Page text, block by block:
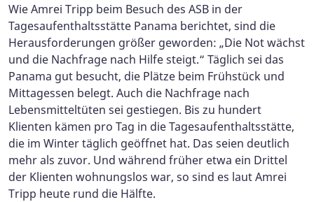
Wie Amrei Tripp beim Besuch des ASB in der
Tagesaufenthaltsstätte Panama berichtet, sind die
Herausforderungen größer geworden: „Die Not wächst
und die Nachfrage nach Hilfe steigt.“ Täglich sei das
Panama gut besucht, die Plätze beim Frühstück und
Mittagessen belegt. Auch die Nachfrage nach
Lebensmitteltüten sei gestiegen. Bis zu hundert
Klienten kämen pro Tag in die Tagesaufenthaltsstätte,
die im Winter täglich geöffnet hat. Das seien deutlich
mehr als zuvor. Und während früher etwa ein Drittel
der Klienten wohnungslos war, so sind es laut Amrei
Tripp heute rund die Hälfte.